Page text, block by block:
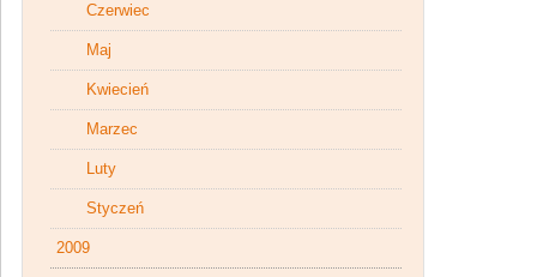
Czerwiec
Maj
Kwiecień
Marzec
Luty
Styczeń
2009